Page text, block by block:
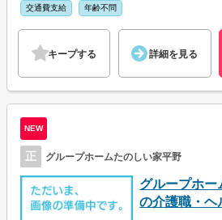
交通費支給 年齢不問
キープする 詳細を見る
NEW
正 グループホームたのしい家平野
グループホー
の介護職・ヘ